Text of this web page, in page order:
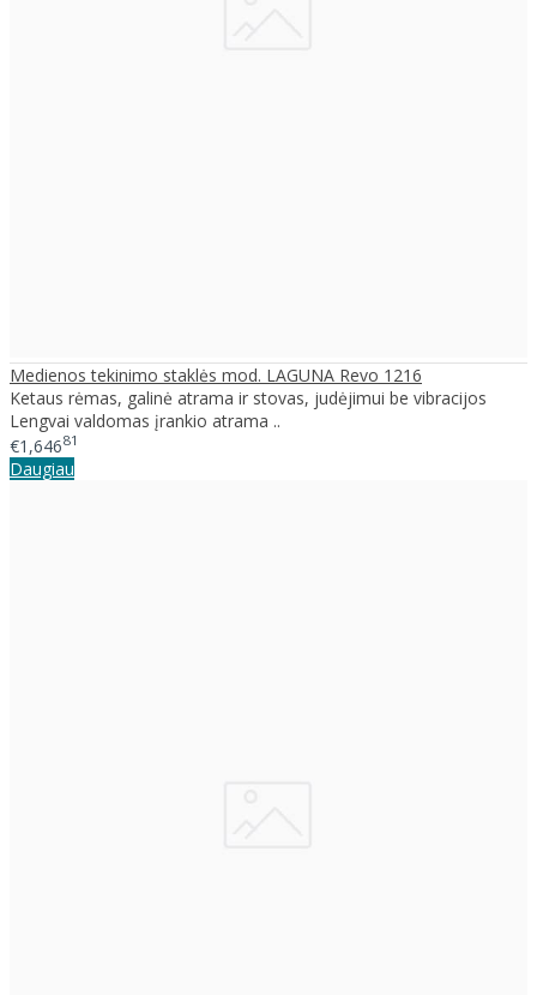
Medienos tekinimo staklės mod. LAGUNA Revo 1216
Ketaus rėmas, galinė atrama ir stovas, judėjimui be vibracijos
Lengvai valdomas įrankio atrama ..
€1,64681
Daugiau